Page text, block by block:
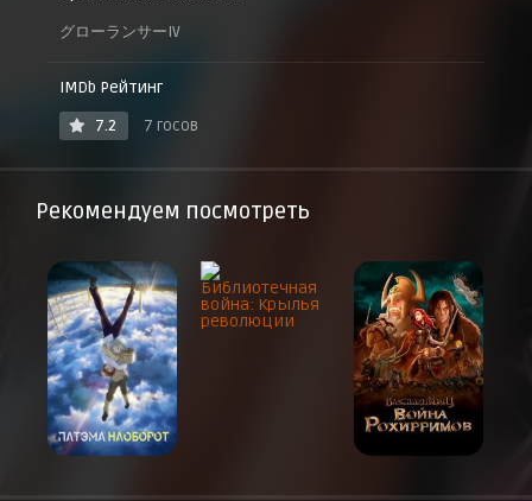
グローランサーIV
IMDb Рейтинг
7.2
7 госов
Рекомендуем посмотреть